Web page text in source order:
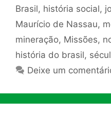
Brasil, história social,
Maurício de Nassau,
mineração, Missões,
história do brasil,
Deixe um